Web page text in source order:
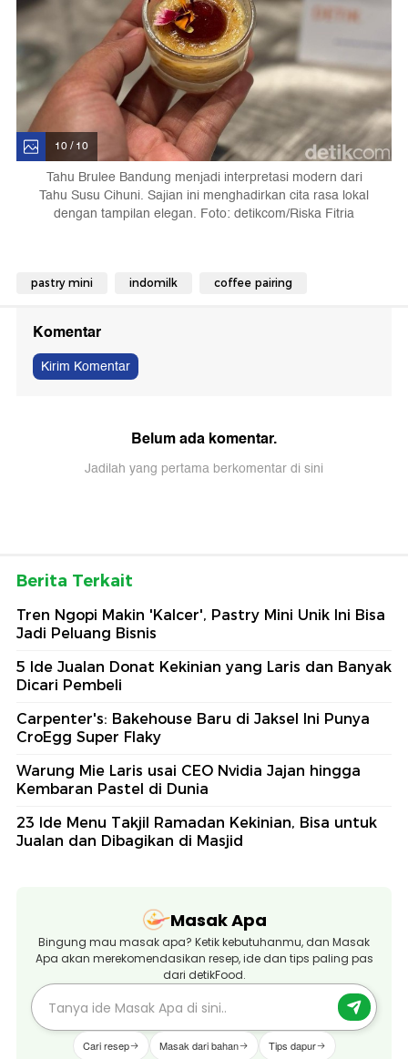
10 / 10
Tahu Brulee Bandung menjadi interpretasi modern dari
Tahu Susu Cihuni. Sajian ini menghadirkan cita rasa lokal
dengan tampilan elegan. Foto: detikcom/Riska Fitria
pastry mini indomilk coffee pairing
Komentar
Kirim Komentar
Belum ada komentar.
Jadilah yang pertama berkomentar di sini
Berita Terkait
Tren Ngopi Makin 'Kalcer', Pastry Mini Unik Ini Bisa
Jadi Peluang Bisnis
5 Ide Jualan Donat Kekinian yang Laris dan Banyak
Dicari Pembeli
Carpenter's: Bakehouse Baru di Jaksel Ini Punya
CroEgg Super Flaky
Warung Mie Laris usai CEO Nvidia Jajan hingga
Kembaran Pastel di Dunia
23 Ide Menu Takjil Ramadan Kekinian, Bisa untuk
Jualan dan Dibagikan di Masjid
Masak Apa
Bingung mau masak apa? Ketik kebutuhanmu, dan Masak
Apa akan merekomendasikan resep, ide dan tips paling pas
dari detikFood.
Cari resep Masak dari bahan Tips dapur